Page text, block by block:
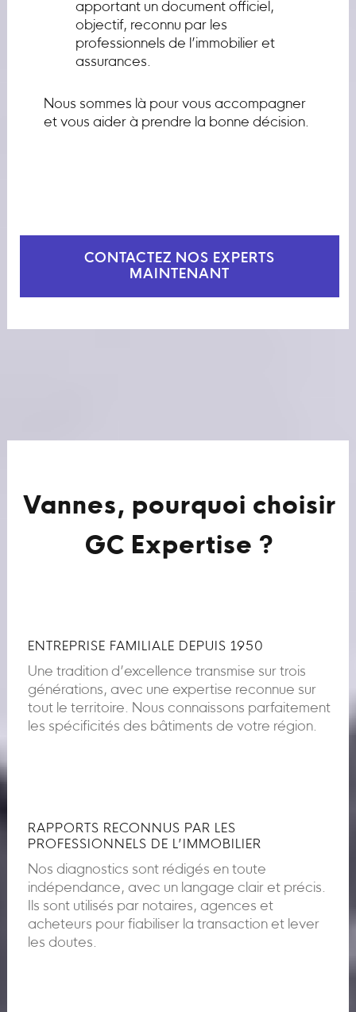
apportant un document officiel,
objectif, reconnu par les
professionnels de l’immobilier et
assurances.
Nous sommes là pour vous accompagner
et vous aider à prendre la bonne décision.
CONTACTEZ NOS EXPERTS
MAINTENANT
Vannes, pourquoi choisir
GC Expertise ?
ENTREPRISE FAMILIALE DEPUIS 1950
Une tradition d’excellence transmise sur trois
générations, avec une expertise reconnue sur
tout le territoire. Nous connaissons parfaitement
les spécificités des bâtiments de votre région.
RAPPORTS RECONNUS PAR LES
PROFESSIONNELS DE L’IMMOBILIER
Nos diagnostics sont rédigés en toute
indépendance, avec un langage clair et précis.
Ils sont utilisés par notaires, agences et
acheteurs pour fiabiliser la transaction et lever
les doutes.